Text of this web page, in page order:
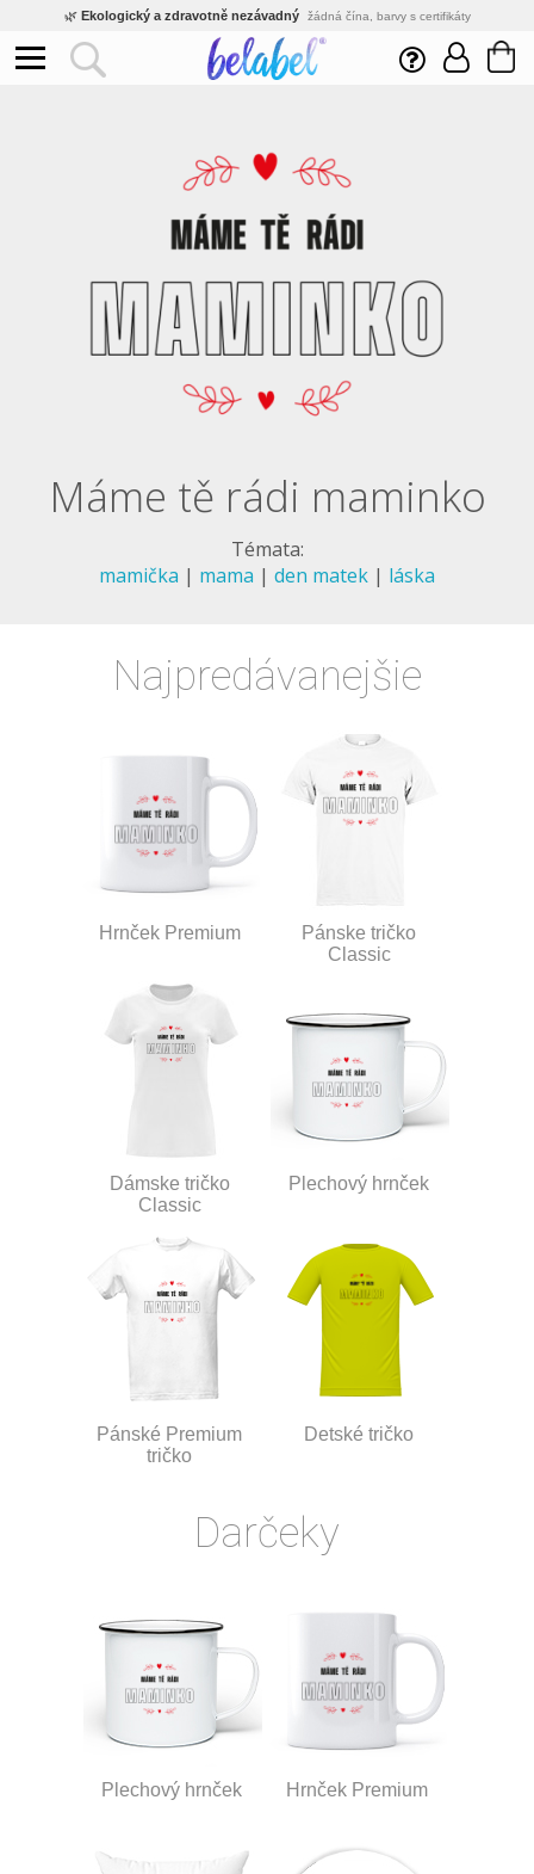
🌿 Ekologický a zdravotně nezávadný žádná čína, barvy s certifikáty
Inovativní výroba vlastní vývoj, nejnovější technologie
Rychlé dodání expedujeme do 24h
Eshop s tradicí od roku 2010 tisíce spokojených zákazníků
Máme tě rádi maminko
Témata:
mamička | mama | den matek | láska
Najpredávanejšie
Hrnček Premium
Pánske tričko
Classic
Dámske tričko
Classic
Plechový hrnček
Pánské Premium
tričko
Detské tričko
Darčeky
Plechový hrnček Hrnček Premium